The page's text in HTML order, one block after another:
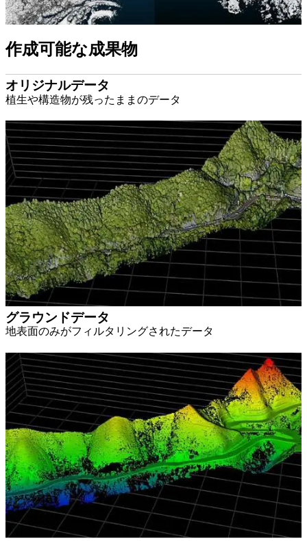
作成可能な成果物
オリジナルデータ
植生や構造物が残ったままのデータ
グラウンドデータ
地表面のみがフィルタリングされたデータ